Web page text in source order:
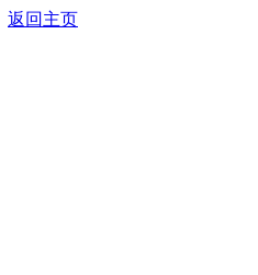
返回主页